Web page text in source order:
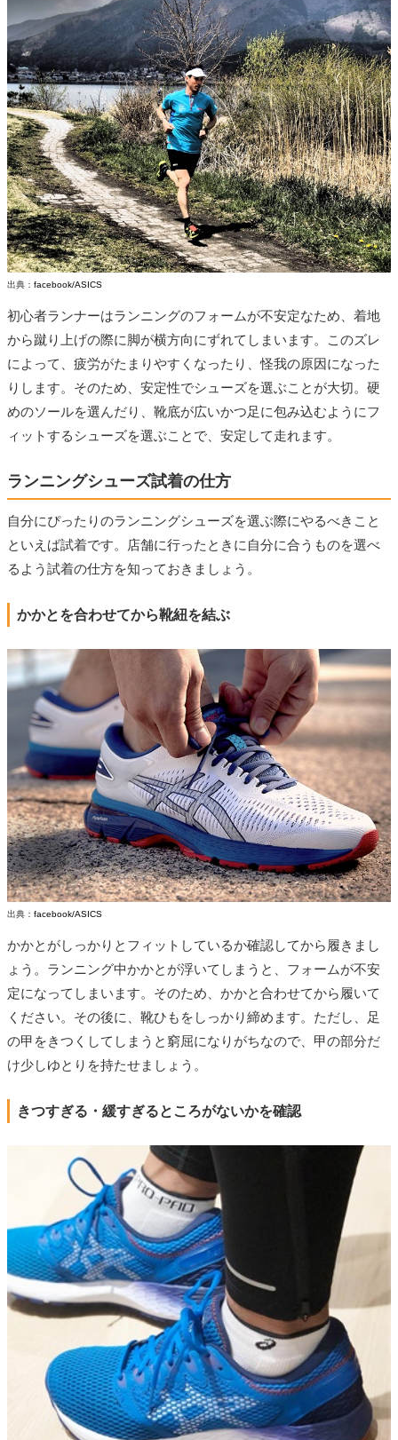
出典： facebook/ASICS
初心者ランナーはランニングのフォームが不安定なため、着地
から蹴り上げの際に脚が横方向にずれてしまいます。このズレ
によって、疲労がたまりやすくなったり、怪我の原因になった
りします。そのため、安定性でシューズを選ぶことが大切。硬
めのソールを選んだり、靴底が広いかつ足に包み込むようにフ
ィットするシューズを選ぶことで、安定して走れます。
ランニングシューズ試着の仕方
自分にぴったりのランニングシューズを選ぶ際にやるべきこと
といえば試着です。店舗に行ったときに自分に合うものを選べ
るよう試着の仕方を知っておきましょう。
かかとを合わせてから靴紐を結ぶ
出典： facebook/ASICS
かかとがしっかりとフィットしているか確認してから履きまし
ょう。ランニング中かかとが浮いてしまうと、フォームが不安
定になってしまいます。そのため、かかと合わせてから履いて
ください。その後に、靴ひもをしっかり締めます。ただし、足
の甲をきつくしてしまうと窮屈になりがちなので、甲の部分だ
け少しゆとりを持たせましょう。
きつすぎる・緩すぎるところがないかを確認